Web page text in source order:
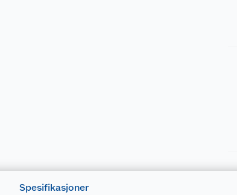
Spesifikasjoner